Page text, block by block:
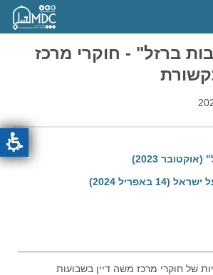
ברזל" - חוקרי מרכז
2023)
באפריל 2024)
של חוקרי מרכז משה דיין בשבועות